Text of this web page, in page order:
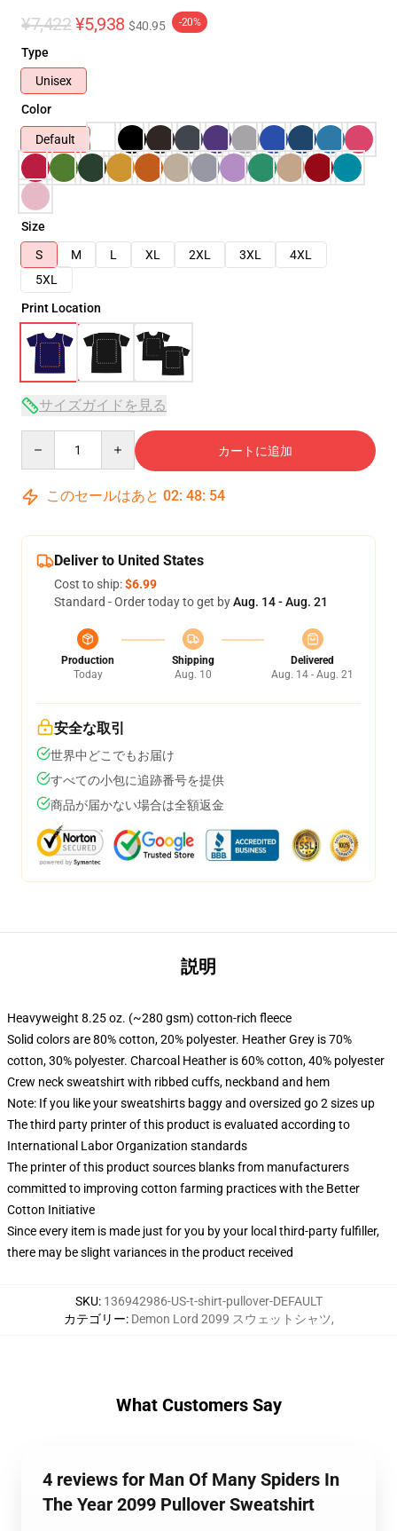
¥7,422 ¥5,938 $40.95 -20%
Type
Unisex
Color
Default
Size
S
M L XL 2XL 3XL
4XL
5XL
Print Location
サイズガイドを見る
カートに追加
このセールはあと 02: 48: 54
Deliver to United States
Cost to ship:$6.99
Standard - Order today to get byAug. 14 - Aug. 21
Production
Today
Shipping
Aug. 10
Delivered
Aug. 14 - Aug. 21
安全な取引
世界中どこでもお届け
すべての小包に追跡番号を提供
商品が届かない場合は全額返金
説明
Heavyweight 8.25 oz. (~280 gsm) cotton-rich fleece
Solid colors are 80% cotton, 20% polyester. Heather Grey is 70%
cotton, 30% polyester. Charcoal Heather is 60% cotton, 40% polyester
Crew neck sweatshirt with ribbed cuffs, neckband and hem
Note: If you like your sweatshirts baggy and oversized go 2 sizes up
The third party printer of this product is evaluated according to
International Labor Organization standards
The printer of this product sources blanks from manufacturers
committed to improving cotton farming practices with the Better
Cotton Initiative
Since every item is made just for you by your local third-party fulfiller,
there may be slight variances in the product received
SKU: 136942986-US-t-shirt-pullover-DEFAULT
カテゴリー: Demon Lord 2099 スウェットシャツ,
What Customers Say
4 reviews for Man Of Many Spiders In
The Year 2099 Pullover Sweatshirt